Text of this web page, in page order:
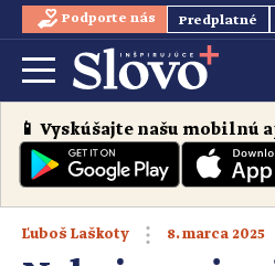
Podporte nás Predplatné
📱 Vyskúšajte našu mobilnú
Ľuboš Laškoty 8. marca 2025